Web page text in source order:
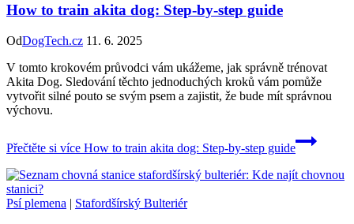
How to train akita dog: Step-by-step guide
OdDogTech.cz 11. 6. 2025
V tomto krokovém průvodci vám ukážeme, jak správně trénovat
Akita Dog. Sledování těchto jednoduchých kroků vám pomůže
vytvořit silné pouto se svým psem a zajistit, že bude mít správnou
výchovu.
Přečtěte si více How to train akita dog: Step-by-step guide
Psí plemena | Stafordšírský Bulteriér